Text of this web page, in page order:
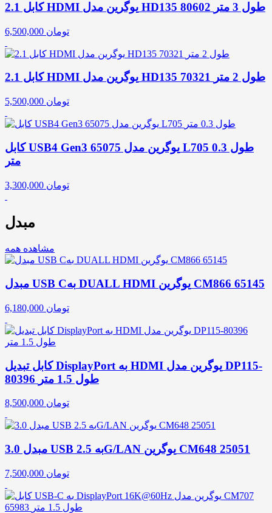
کابل 2.1 HDMI یوگرین مدل HD135 80602 طول 3 متر
6,500,000 تومان
کابل 2.1 HDMI یوگرین مدل HD135 70321 طول 2 متر
5,500,000 تومان
کابل USB4 Gen3 یوگرین مدل 65075 L705 طول 0.3
متر
3,300,000 تومان
مبدل
مشاهده همه
مبدل USB Cبه DUALL HDMI یوگرین CM866 65145
6,180,000 تومان
کابل تبدیل DisplayPort به HDMI یوگرین مدل DP115-
80396 طول 1.5 متر
8,500,000 تومان
مبدل 3.0 USB به 2.5G/LAN یوگرین CM648 25051
7,500,000 تومان